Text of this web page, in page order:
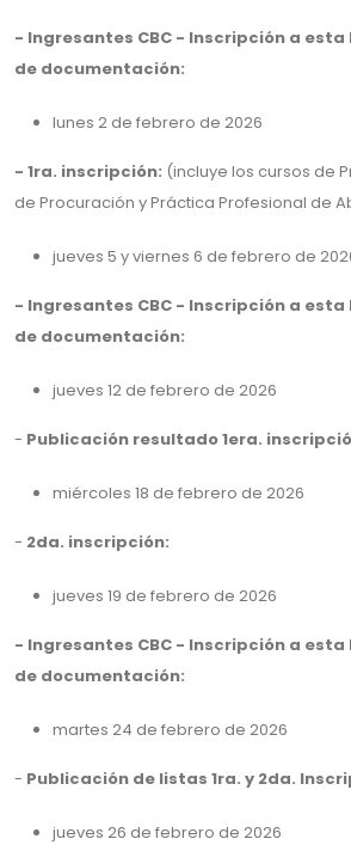
- Ingresantes CBC - Inscripción a
de documentación:
lunes 2 de febrero de 2026
- 1ra. inscripción: (incluye los cursos de
de Procuración y Práctica Profesional de
jueves 5 y viernes 6 de febrero de
- Ingresantes CBC - Inscripción a
de documentación:
jueves 12 de febrero de 2026
- Publicación resultado 1era.
miércoles 18 de febrero de 2026
- 2da. inscripción:
jueves 19 de febrero de 2026
- Ingresantes CBC - Inscripción a
de documentación:
martes 24 de febrero de 2026
- Publicación de listas 1ra. y 2da.
jueves 26 de febrero de 2026